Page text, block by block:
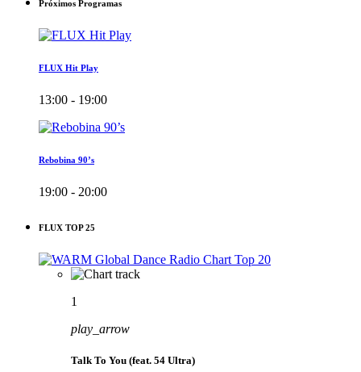
Próximos Programas
FLUX Hit Play
13:00 - 19:00
Rebobina 90’s
19:00 - 20:00
FLUX TOP 25
1
play_arrow
Talk To You (feat. 54 Ultra)